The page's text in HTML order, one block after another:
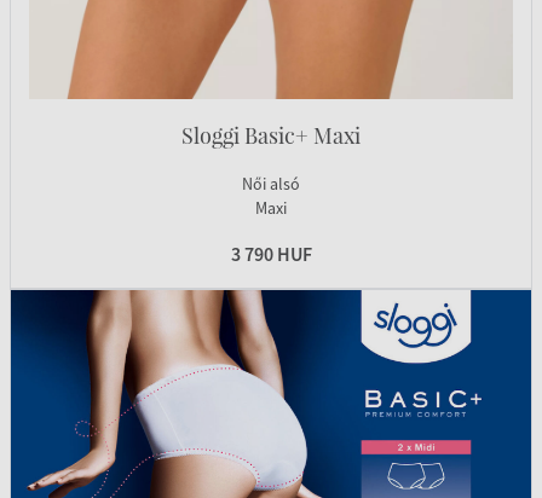
Sloggi Basic+ Maxi
Női alsó
Maxi
3 790 HUF